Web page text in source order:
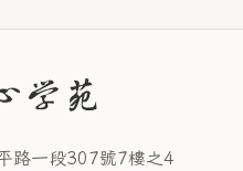
路一段307號7樓之4